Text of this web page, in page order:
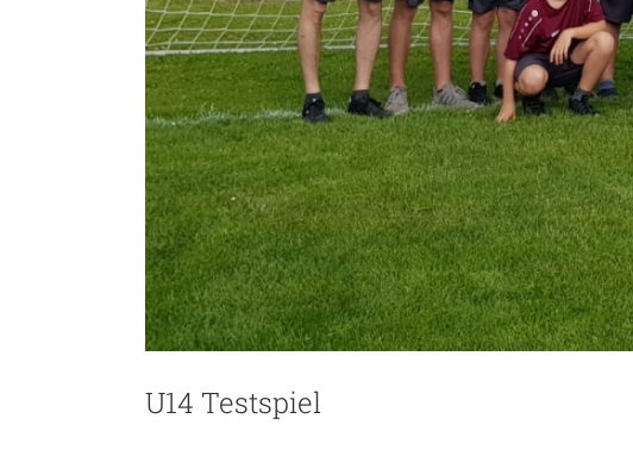
U14 Testspiel